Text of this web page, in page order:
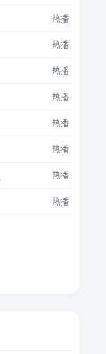
热播
热播
热播
热播
热播
热播
热播
热播